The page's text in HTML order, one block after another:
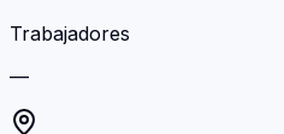
Trabajadores
—